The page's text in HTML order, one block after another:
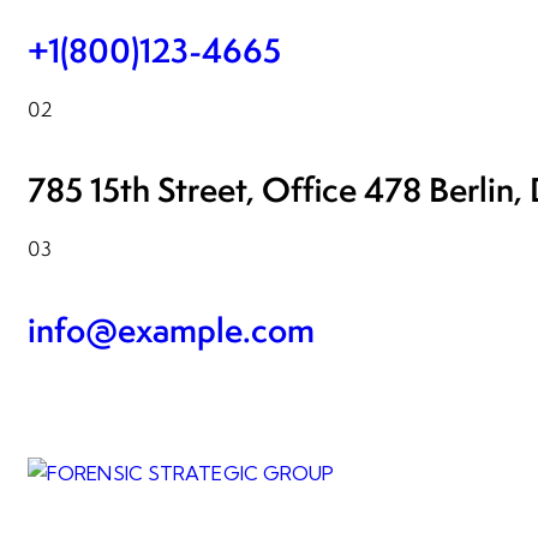
+1(800)123-4665
02
785 15th Street, Office 478 Berlin,
03
info@example.com